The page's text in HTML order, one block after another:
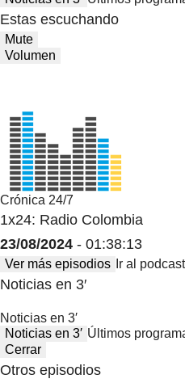
Estas escuchando
Mute
Volumen
Crónica 24/7
1x24: Radio Colombia
23/08/2024 - 01:38:13
Ver más episodios Ir al podcast
Noticias en 3′
Noticias en 3′
Noticias en 3′ Últimos
Cerrar
Otros episodios